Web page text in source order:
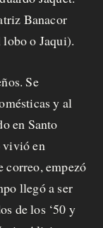
Banacor
o Jaqui).
Se
y al
en Santo
vivió en
correo, empezó
llegó a ser
de los ‘50 y